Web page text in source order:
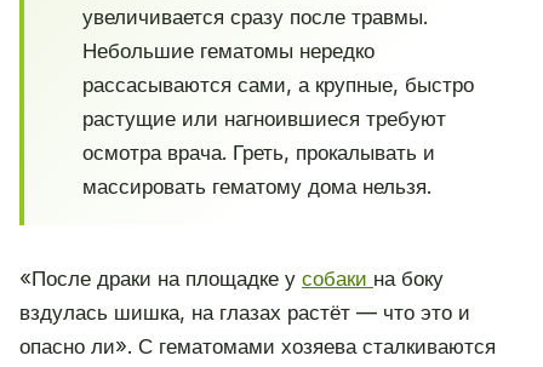
увеличивается сразу после травмы.
Небольшие гематомы нередко
рассасываются сами, а крупные, быстро
растущие или нагноившиеся требуют
осмотра врача. Греть, прокалывать и
массировать гематому дома нельзя.
«После драки на площадке у собаки на боку
вздулась шишка, на глазах растёт — что это и
опасно ли». С гематомами хозяева сталкиваются